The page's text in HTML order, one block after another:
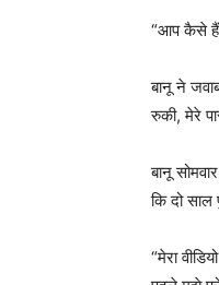
“आप कैसे
बानू ने
रुकी, मेरे
बानू
कि दो साल
“मेरा